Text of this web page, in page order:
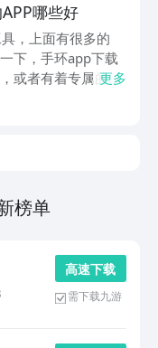
哪些好
，上面有很多的
下，手环app下载
或者有着专属的手
付款，在线运动监
更多
榜单
高 速 下 载
需下载九游